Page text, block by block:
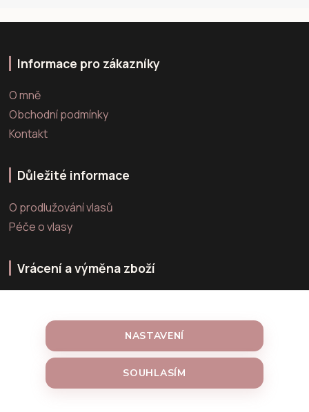
Informace pro zákazníky
O mně
Obchodní podmínky
Kontakt
Důležité informace
O prodlužování vlasů
Péče o vlasy
Vrácení a výměna zboží
Vrácení zboží
NASTAVENÍ
SOUHLASÍM